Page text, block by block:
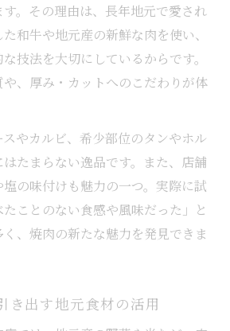
。その理由は、長年地元で愛され
和牛や地元産の新鮮な肉を使い、
技法を大切にしているからです。
、厚み・カットへのこだわりが体
やカルビ、希少部位のタンやホル
たまらない逸品です。また、店舗
の味付けも魅力の一つ。実際に試
ことのない食感や風味だった」と
、焼肉の新たな魅力を発見できま
き出す地元食材の活用